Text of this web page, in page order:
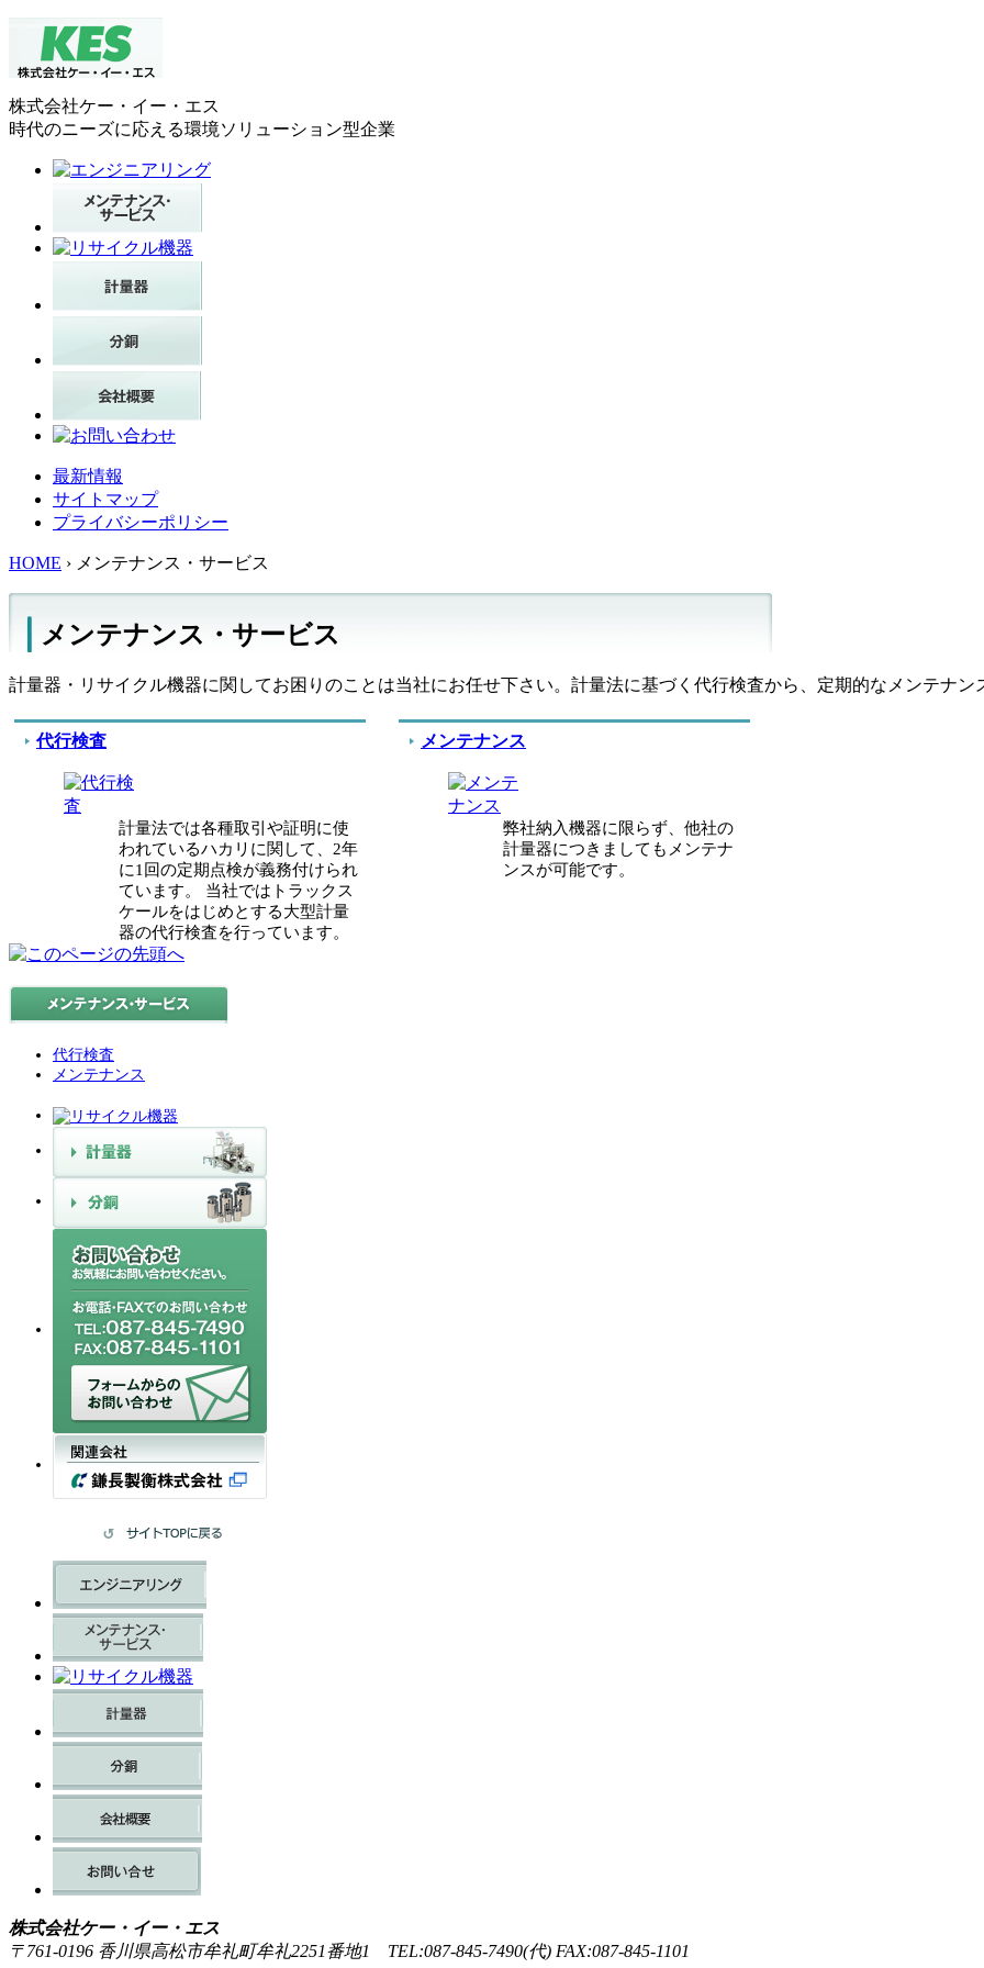
株式会社ケー・イー・エス
時代のニーズに応える環境ソリューション型企業
最新情報
サイトマップ
プライバシーポリシー
HOME › メンテナンス・サービス
メンテナンス・サービス
計量器・リサイクル機器に関してお困りのことは当社にお任せ下さい。計量法に基づく代行検査から、定期的なメンテナン
代行検査
計量法では各種取引や証明に使
われているハカリに関して、2年
に1回の定期点検が義務付けられ
ています。 当社ではトラックス
ケールをはじめとする大型計量
器の代行検査を行っています。
メンテナンス
弊社納入機器に限らず、他社の
計量器につきましてもメンテナ
ンスが可能です。
代行検査
メンテナンス
株式会社ケー・イー・エス
〒761-0196 香川県高松市牟礼町牟礼2251番地1 TEL:087-845-7490(代) FAX:087-845-1101